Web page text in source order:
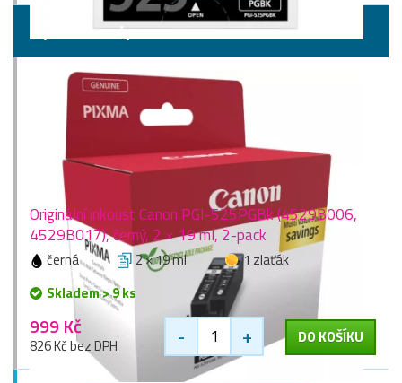
Výhodné sady
Originální inkoust Canon PGI-525PGBk (4529B006,
4529B017), černý, 2 × 19 ml, 2-pack
černá 2 × 19 ml
1 zlaťák
Skladem > 9 ks
999 Kč
826 Kč bez DPH - + DO KOŠÍKU